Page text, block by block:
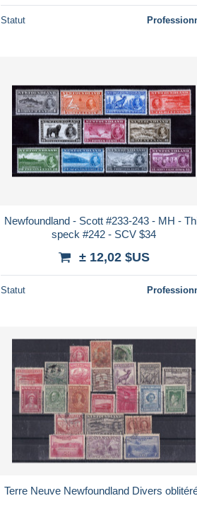
Statut
Newfoundland - Scott #233-243 - MH -
speck #242 - SCV $34
± 12,02 $US
Statut
Terre Neuve Newfoundland Divers